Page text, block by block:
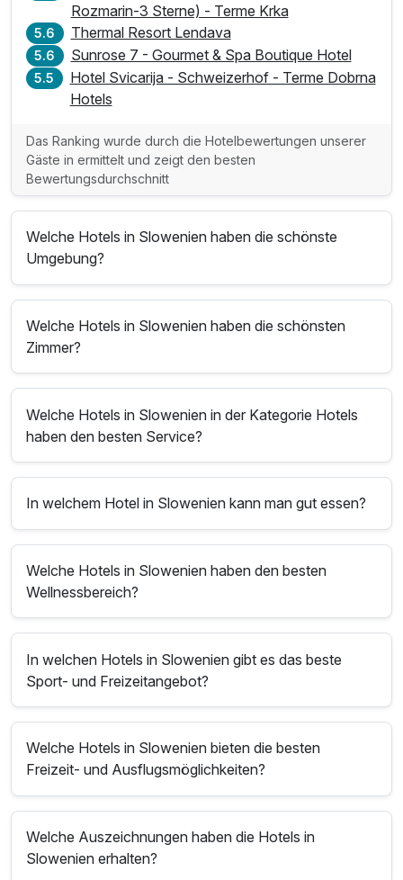
Rozmarin-3 Sterne) - Terme Krka
5.6 Thermal Resort Lendava
5.6 Sunrose 7 - Gourmet & Spa Boutique Hotel
5.5
Hotel Svicarija - Schweizerhof - Terme Dobrna
Hotels
Das Ranking wurde durch die Hotelbewertungen unserer
Gäste in ermittelt und zeigt den besten
Bewertungsdurchschnitt
Welche Hotels in Slowenien haben die schönste
Umgebung?
Welche Hotels in Slowenien haben die schönsten
Zimmer?
Welche Hotels in Slowenien in der Kategorie Hotels
haben den besten Service?
In welchem Hotel in Slowenien kann man gut essen?
Welche Hotels in Slowenien haben den besten
Wellnessbereich?
In welchen Hotels in Slowenien gibt es das beste
Sport- und Freizeitangebot?
Welche Hotels in Slowenien bieten die besten
Freizeit- und Ausflugsmöglichkeiten?
Welche Auszeichnungen haben die Hotels in
Slowenien erhalten?